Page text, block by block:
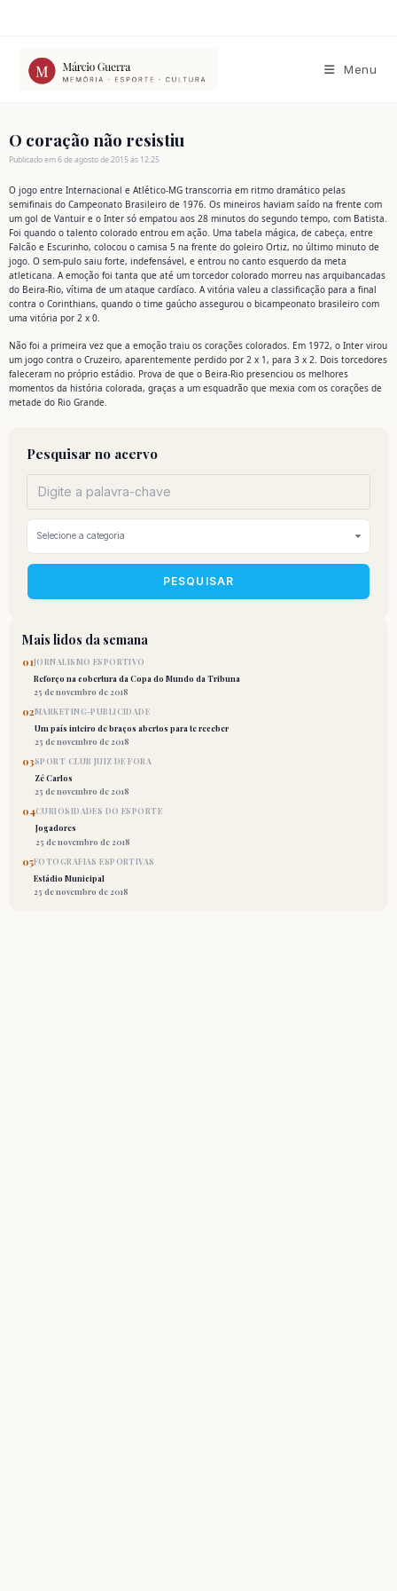
conteúdo
Menu
O coração não resistiu
Publicado em 6 de agosto de 2015 às 12:25
O jogo entre Internacional e Atlético-MG transcorria em ritmo dramático pelas
semifinais do Campeonato Brasileiro de 1976. Os mineiros haviam saído na frente com
um gol de Vantuir e o Inter só empatou aos 28 minutos do segundo tempo, com Batista.
Foi quando o talento colorado entrou em ação. Uma tabela mágica, de cabeça, entre
Falcão e Escurinho, colocou o camisa 5 na frente do goleiro Ortiz, no último minuto de
jogo. O sem-pulo saiu forte, indefensável, e entrou no canto esquerdo da meta
atleticana. A emoção foi tanta que até um torcedor colorado morreu nas arquibancadas
do Beira-Rio, vítima de um ataque cardíaco. A vitória valeu a classificação para a final
contra o Corinthians, quando o time gaúcho assegurou o bicampeonato brasileiro com
uma vitória por 2 x 0.
Não foi a primeira vez que a emoção traiu os corações colorados. Em 1972, o Inter virou
um jogo contra o Cruzeiro, aparentemente perdido por 2 x 1, para 3 x 2. Dois torcedores
faleceram no próprio estádio. Prova de que o Beira-Rio presenciou os melhores
momentos da história colorada, graças a um esquadrão que mexia com os corações de
metade do Rio Grande.
Pesquisar no acervo
PESQUISAR
Mais lidos da semana
01JORNALISMO ESPORTIVO
Reforço na cobertura da Copa do Mundo da Tribuna
25 de novembro de 2018
02MARKETING-PUBLICIDADE
Um país inteiro de braços abertos para te receber
25 de novembro de 2018
03SPORT CLUB JUIZ DE FORA
Zé Carlos
25 de novembro de 2018
04CURIOSIDADES DO ESPORTE
Jogadores
25 de novembro de 2018
05FOTOGRAFIAS ESPORTIVAS
Estádio Municipal
25 de novembro de 2018